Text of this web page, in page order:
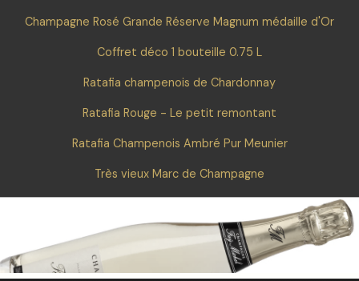
Champagne Rosé Grande Réserve Magnum médaille d'Or
Coffret déco 1 bouteille 0.75 L
Ratafia champenois de Chardonnay
Ratafia Rouge - Le petit remontant
Ratafia Champenois Ambré Pur Meunier
Très vieux Marc de Champagne